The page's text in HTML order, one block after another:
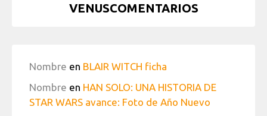
VENUSCOMENTARIOS
Nombre en BLAIR WITCH ficha
Nombre en HAN SOLO: UNA HISTORIA DE
STAR WARS avance: Foto de Año Nuevo